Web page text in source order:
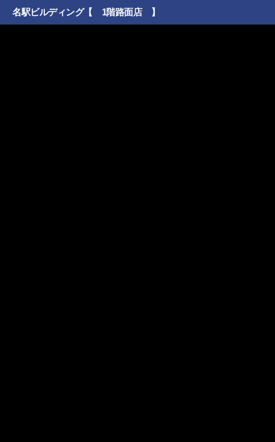
名駅ビルディング【 1階路面店 】